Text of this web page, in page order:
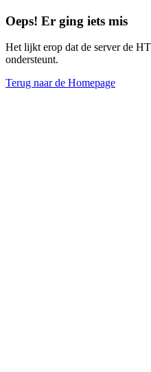
Oeps! Er ging iets mis
Het lijkt erop dat de server de
ondersteunt.
Terug naar de Homepage